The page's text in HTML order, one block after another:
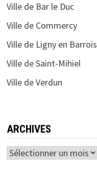
Ville de Bar le Duc
Ville de Commercy
Ville de Ligny en Barrois
Ville de Saint-Mihiel
Ville de Verdun
ARCHIVES
Archives